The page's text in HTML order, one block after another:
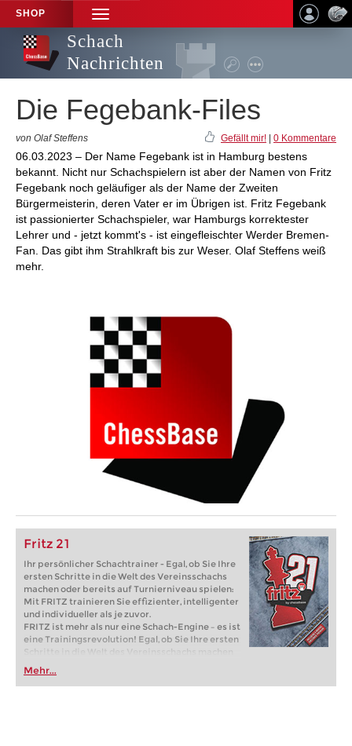
SHOP
TOGGLE
NAVIGATION
Schach
Nachrichten
Die Fegebank-Files
von Olaf Steffens Gefällt mir! 0 Kommentare
06.03.2023 – Der Name Fegebank ist in Hamburg bestens
bekannt. Nicht nur Schachspielern ist aber der Namen von Fritz
Fegebank noch geläufiger als der Name der Zweiten
Bürgermeisterin, deren Vater er im Übrigen ist. Fritz Fegebank
ist passionierter Schachspieler, war Hamburgs korrektester
Lehrer und - jetzt kommt's - ist eingefleischter Werder Bremen-
Fan. Das gibt ihm Strahlkraft bis zur Weser. Olaf Steffens weiß
mehr.
Fritz 21
Ihr persönlicher Schachtrainer - Egal, ob Sie Ihre
ersten Schritte in die Welt des Vereinsschachs
machen oder bereits auf Turnierniveau spielen:
Mit FRITZ trainieren Sie effizienter, intelligenter
und individueller als je zuvor.
FRITZ ist mehr als nur eine Schach-Engine – es ist
eine Trainingsrevolution! Egal, ob Sie Ihre ersten
Schritte in die Welt des Vereinsschachs machen
oder bereits auf Turnierniveau spielen: Mit
FRITZ trainieren Sie effizienter, intelligenter und
individueller als je zuvor.
Mehr...